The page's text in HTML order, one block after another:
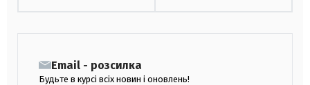
Email - розсилка
Будьте в курсі всіх новин і оновлень!